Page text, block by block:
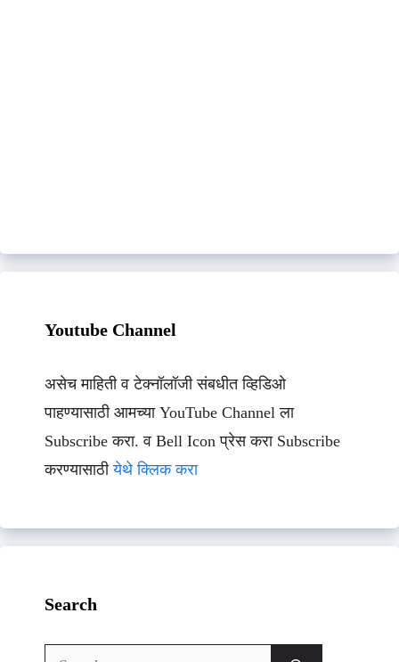
Youtube Channel
असेच माहिती व टेक्नॉलॉजी संबधीत व्हिडिओ
पाहण्यासाठी आमच्या YouTube Channel ला
Subscribe करा. व Bell Icon प्रेस करा Subscribe
करण्यासाठीयेथे क्लिक करा
Search
Search